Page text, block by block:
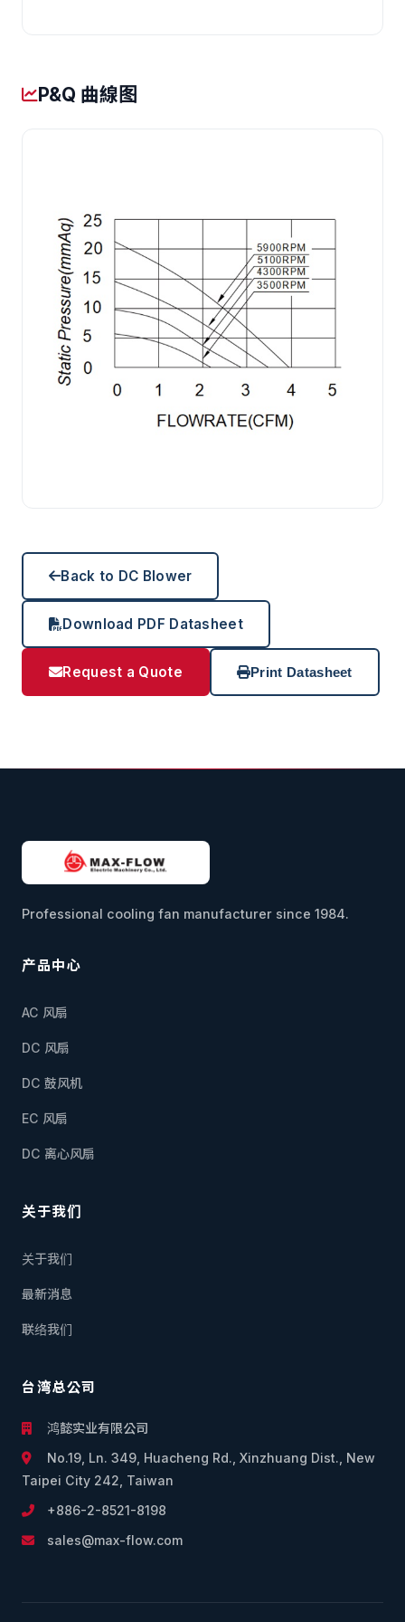
P&Q 曲線图
Back to DC Blower
Download PDF Datasheet
Request a Quote Print Datasheet
Professional cooling fan manufacturer since 1984.
产品中心
AC 风扇
DC 风扇
DC 鼓风机
EC 风扇
DC 离心风扇
关于我们
关于我们
最新消息
联络我们
台湾总公司
鸿懿实业有限公司
No.19, Ln. 349, Huacheng Rd., Xinzhuang Dist., New
Taipei City 242, Taiwan
+886-2-8521-8198
sales@max-flow.com